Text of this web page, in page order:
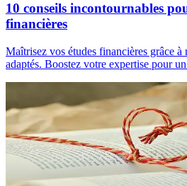
10 conseils incontournables
financières
Maîtrisez vos études financières grâce à
adaptés. Boostez votre expertise pour